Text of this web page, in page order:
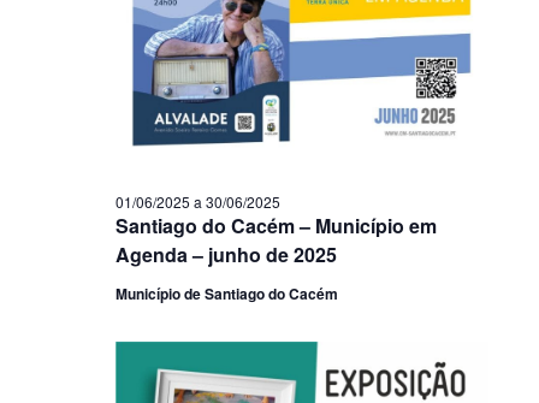
Santiago do Cacém – Município em
Agenda – junho de 2025
01/06/2025 a 30/06/2025
Município de Santiago do Cacém